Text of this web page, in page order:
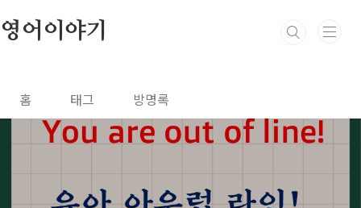
영어이야기
홈 태그 방명록